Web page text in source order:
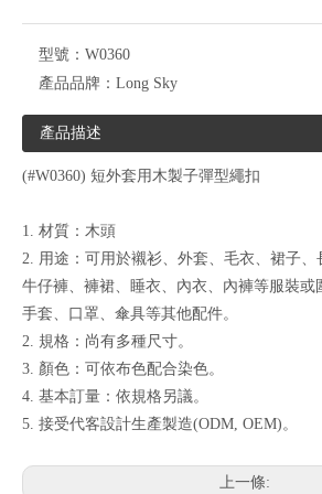
型號： W0360
產品品牌： Long Sky
產品描述
(#W0360) 短外套用木製子彈型繩扣
1. 材質：木頭
2. 用途：可用於襯衫、外套、毛衣、裙子、
牛仔褲、褲裙、睡衣、內衣、內褲等服裝或
手套、口罩、傘具等其他配件。
2. 規格：尚有多種尺寸。
3. 顏色：可依布色配合染色。
4. 基本訂量：依規格另議。
5. 接受代客設計生產製造(ODM, OEM)。
上一條: